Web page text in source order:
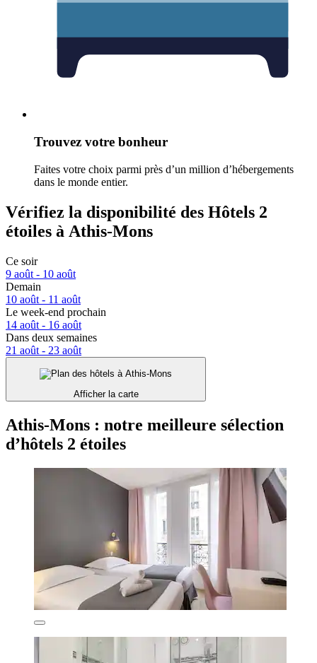
Trouvez votre bonheur
Faites votre choix parmi près d’un million d’hébergements
dans le monde entier.
Vérifiez la disponibilité des Hôtels 2
étoiles à Athis-Mons
Ce soir
9 août - 10 août
Demain
10 août - 11 août
Le week-end prochain
14 août - 16 août
Dans deux semaines
21 août - 23 août
Afficher la carte
Athis-Mons : notre meilleure sélection
d’hôtels 2 étoiles